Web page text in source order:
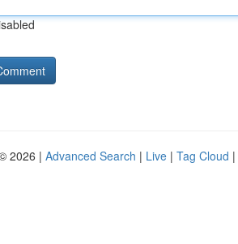
2026 | Advanced Search | Live | Tag Cloud |